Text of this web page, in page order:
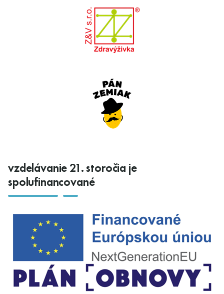
vzdelávanie 21. storočia je
spolufinancované